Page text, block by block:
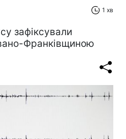
1 хв
зафіксували
Франківщиною